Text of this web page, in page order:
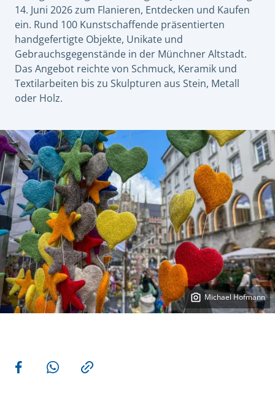
14. Juni 2026 zum Flanieren, Entdecken und Kaufen
ein. Rund 100 Kunstschaffende präsentierten
handgefertigte Objekte, Unikate und
Gebrauchsgegenstände in der Münchner Altstadt.
Das Angebot reichte von Schmuck, Keramik und
Textilarbeiten bis zu Skulpturen aus Stein, Metall
oder Holz.
Michael Hofmann
Weitere Aktionen
Teilen auf Facebook
Teilen via WhatsApp
Kopieren